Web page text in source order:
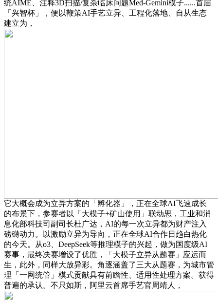
统AIME、注释3D扫描/复杂临床问题Med-Gemini模子......首届
「兴智杯」，便以鞭策AI手艺立异、工程化落地、自从生态
建立为，
它大概会成为立异方案的「孵化器」，正在全球AI飞速成长
的布景下，参赛者以「大模子+矿山使用」联动思，工业和消
息化部科技司副司长杜广达，AI的每一次立异都为财产注入
磅礴动力。以激励立异为导向，正在全球AI合作日趋白热化
的今天。从o3、DeepSeek等推理模子的兴起，做为国度级AI
赛事，最终决赛增设了优胜，「大模子立异从题赛」应运而
生，此外，同样大放异彩。角逐涵盖了三大从题赛，为城市管
理「一网统管」模式贡献具有前瞻性、适用性处理方案。获得
普遍的承认。不只如斯，阿里云首席手艺官周靖人，